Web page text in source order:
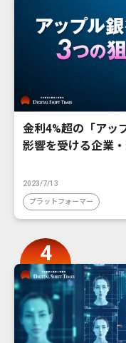
金利4%超の「アッ
影響を受ける企業
2023/7/13
プラットフォーマー